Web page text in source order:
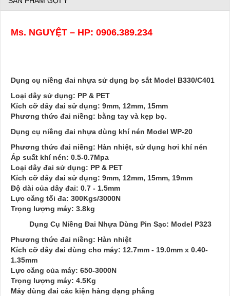
Ms. NGUYỆT – HP: 0906.389.234
Dụng cụ niềng đai nhựa sử dụng bọ sắt Model B330/C401
Loại dây sử dụng: PP & PET
Kích cỡ dây đai sử dụng: 9mm, 12mm, 15mm
Phương thức đai niềng: bằng tay và kẹp bọ.
Dụng cụ niềng đai nhựa dùng khí nén Model WP-20
Phương thức đai niềng: Hàn nhiệt, sử dụng hơi khí nén
Áp suất khí nén: 0.5-0.7Mpa
Loại dây đai sử dụng: PP & PET
Kích cỡ dây đai sử dụng: 9mm, 12mm, 15mm, 19mm
Độ dài của dây đai: 0.7 - 1.5mm
Lực căng tối đa: 300Kgs/3000N
Trọng lượng máy: 3.8kg
Dụng Cụ Niềng Đai Nhựa Dùng Pin Sạc: Model P323
Phương thức đai niềng: Hàn nhiệt
Kích cỡ dây đai dùng cho máy: 12.7mm - 19.0mm x 0.40-
1.35mm
Lực căng của máy: 650-3000N
Trọng lượng máy: 4.5Kg
Máy dùng đai các kiện hàng dạng phẳng